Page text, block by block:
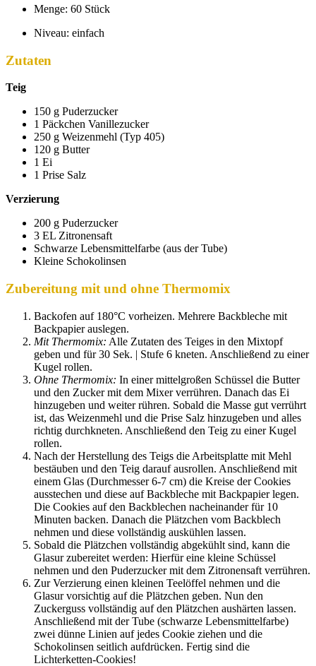
Menge: 60 Stück
Niveau: einfach
Zutaten
Teig
150 g Puderzucker
1 Päckchen Vanillezucker
250 g Weizenmehl (Typ 405)
120 g Butter
1 Ei
1 Prise Salz
Verzierung
200 g Puderzucker
3 EL Zitronensaft
Schwarze Lebensmittelfarbe (aus der Tube)
Kleine Schokolinsen
Zubereitung mit und ohne Thermomix
Backofen auf 180°C vorheizen. Mehrere Backbleche mit
Backpapier auslegen.
Mit Thermomix: Alle Zutaten des Teiges in den Mixtopf
geben und für 30 Sek. | Stufe 6 kneten. Anschließend zu einer
Kugel rollen.
Ohne Thermomix: In einer mittelgroßen Schüssel die Butter
und den Zucker mit dem Mixer verrühren. Danach das Ei
hinzugeben und weiter rühren. Sobald die Masse gut verrührt
ist, das Weizenmehl und die Prise Salz hinzugeben und alles
richtig durchkneten. Anschließend den Teig zu einer Kugel
rollen.
Nach der Herstellung des Teigs die Arbeitsplatte mit Mehl
bestäuben und den Teig darauf ausrollen. Anschließend mit
einem Glas (Durchmesser 6-7 cm) die Kreise der Cookies
ausstechen und diese auf Backbleche mit Backpapier legen.
Die Cookies auf den Backblechen nacheinander für 10
Minuten backen. Danach die Plätzchen vom Backblech
nehmen und diese vollständig auskühlen lassen.
Sobald die Plätzchen vollständig abgekühlt sind, kann die
Glasur zubereitet werden: Hierfür eine kleine Schüssel
nehmen und den Puderzucker mit dem Zitronensaft verrühren.
Zur Verzierung einen kleinen Teelöffel nehmen und die
Glasur vorsichtig auf die Plätzchen geben. Nun den
Zuckerguss vollständig auf den Plätzchen aushärten lassen.
Anschließend mit der Tube (schwarze Lebensmittelfarbe)
zwei dünne Linien auf jedes Cookie ziehen und die
Schokolinsen seitlich aufdrücken. Fertig sind die
Lichterketten-Cookies!